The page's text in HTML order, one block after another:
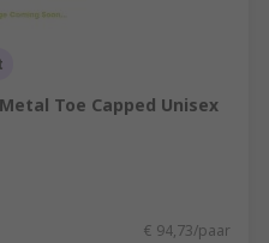
Toe Capped Unisex
€ 94,73/paar